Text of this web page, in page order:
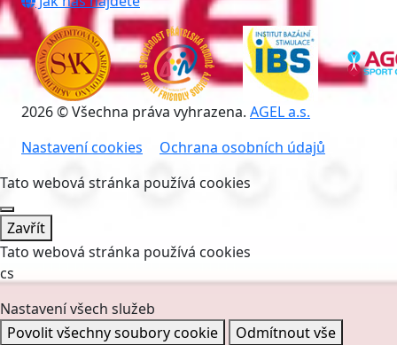
2026 © Všechna práva vyhrazena. AGEL a.s.
Nastavení cookies
Ochrana osobních údajů
Tato webová stránka používá cookies
Zavřít
Tato webová stránka používá cookies
cs
Nastavení všech služeb
Povolit všechny soubory cookie
Odmítnout vše